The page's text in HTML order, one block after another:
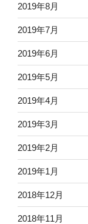
2019年8月
2019年7月
2019年6月
2019年5月
2019年4月
2019年3月
2019年2月
2019年1月
2018年12月
2018年11月